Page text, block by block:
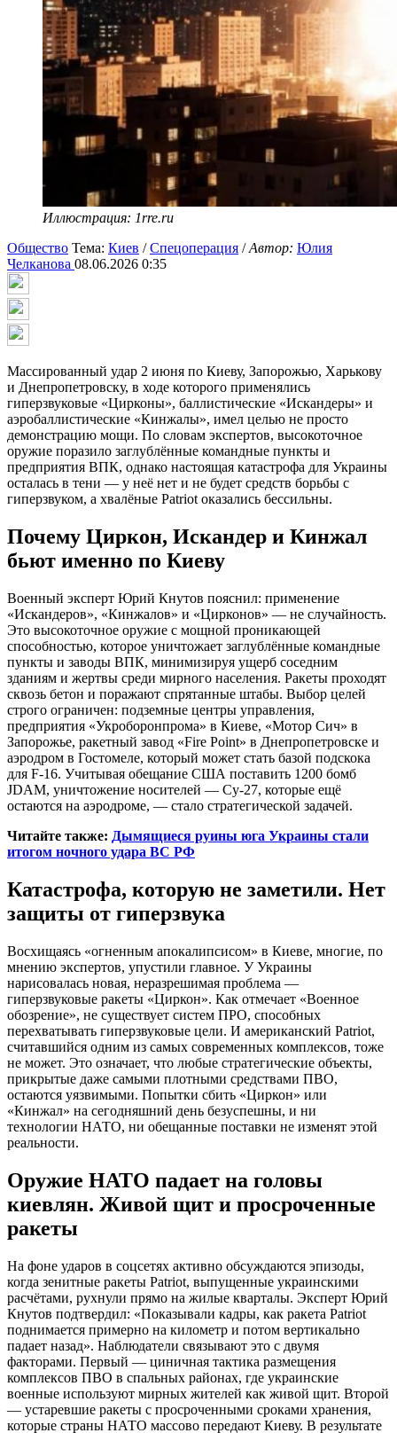
Иллюстрация: 1rre.ru
Общество Тема: Киев /Спецоперация /Автор: Юлия
Челканова 08.06.2026 0:35
Массированный удар 2 июня по Киеву, Запорожью, Харькову
и Днепропетровску, в ходе которого применялись
гиперзвуковые «Цирконы», баллистические «Искандеры» и
аэробаллистические «Кинжалы», имел целью не просто
демонстрацию мощи. По словам экспертов, высокоточное
оружие поразило заглублённые командные пункты и
предприятия ВПК, однако настоящая катастрофа для Украины
осталась в тени — у неё нет и не будет средств борьбы с
гиперзвуком, а хвалёные Patriot оказались бессильны.
Почему Циркон, Искандер и Кинжал
бьют именно по Киеву
Военный эксперт Юрий Кнутов пояснил: применение
«Искандеров», «Кинжалов» и «Цирконов» — не случайность.
Это высокоточное оружие с мощной проникающей
способностью, которое уничтожает заглублённые командные
пункты и заводы ВПК, минимизируя ущерб соседним
зданиям и жертвы среди мирного населения. Ракеты проходят
сквозь бетон и поражают спрятанные штабы. Выбор целей
строго ограничен: подземные центры управления,
предприятия «Укроборонпрома» в Киеве, «Мотор Сич» в
Запорожье, ракетный завод «Fire Point» в Днепропетровске и
аэродром в Гостомеле, который может стать базой подскока
для F-16. Учитывая обещание США поставить 1200 бомб
JDAM, уничтожение носителей — Су-27, которые ещё
остаются на аэродроме, — стало стратегической задачей.
Читайте также: Дымящиеся руины юга Украины стали
итогом ночного удара ВС РФ
Катастрофа, которую не заметили. Нет
защиты от гиперзвука
Восхищаясь «огненным апокалипсисом» в Киеве, многие, по
мнению экспертов, упустили главное. У Украины
нарисовалась новая, неразрешимая проблема —
гиперзвуковые ракеты «Циркон». Как отмечает «Военное
обозрение», не существует систем ПРО, способных
перехватывать гиперзвуковые цели. И американский Patriot,
считавшийся одним из самых современных комплексов, тоже
не может. Это означает, что любые стратегические объекты,
прикрытые даже самыми плотными средствами ПВО,
остаются уязвимыми. Попытки сбить «Циркон» или
«Кинжал» на сегодняшний день безуспешны, и ни
технологии НАТО, ни обещанные поставки не изменят этой
реальности.
Оружие НАТО падает на головы
киевлян. Живой щит и просроченные
ракеты
На фоне ударов в соцсетях активно обсуждаются эпизоды,
когда зенитные ракеты Patriot, выпущенные украинскими
расчётами, рухнули прямо на жилые кварталы. Эксперт Юрий
Кнутов подтвердил: «Показывали кадры, как ракета Patriot
поднимается примерно на километр и потом вертикально
падает назад». Наблюдатели связывают это с двумя
факторами. Первый — циничная тактика размещения
комплексов ПВО в спальных районах, где украинские
военные используют мирных жителей как живой щит. Второй
— устаревшие ракеты с просроченными сроками хранения,
которые страны НАТО массово передают Киеву. В результате